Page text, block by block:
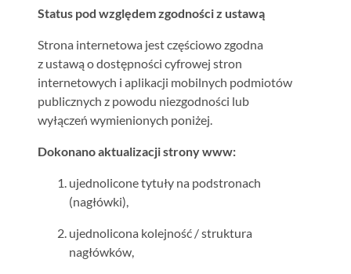
Status pod względem zgodności z ustawą
Strona internetowa jest częściowo zgodna
z ustawą o dostępności cyfrowej stron
internetowych i aplikacji mobilnych podmiotów
publicznych z powodu niezgodności lub
wyłączeń wymienionych poniżej.
Dokonano aktualizacji strony www:
ujednolicone tytuły na podstronach
(nagłówki),
ujednolicona kolejność / struktura
nagłówków,